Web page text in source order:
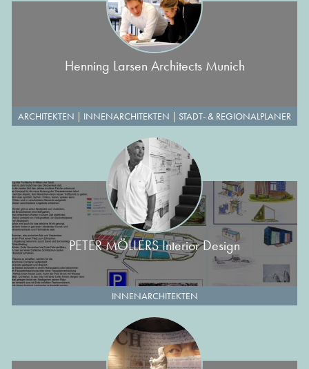
Henning Larsen Architects Munich
ARCHITEKTEN | INNENARCHITEKTEN | STADT- & REGIONALPLANER
PETER MÖLLERS Interior Design
INNENARCHITEKTEN